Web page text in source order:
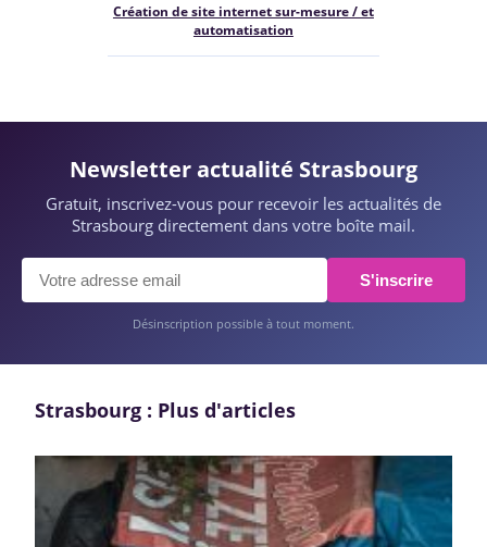
Création de site internet sur-mesure / et
automatisation
Newsletter actualité Strasbourg
Gratuit, inscrivez-vous pour recevoir les actualités de
Strasbourg directement dans votre boîte mail.
S'inscrire
Désinscription possible à tout moment.
Strasbourg : Plus d'articles